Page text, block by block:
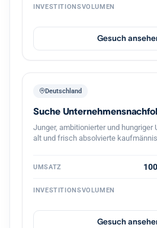
INVESTITIONSVOLUMEN
Gesuch
Deutschland
Suche
Junger, ambitionierter und hungriger
alt und frisch absolvierte
UMSATZ
INVESTITIONSVOLUMEN
Gesuch